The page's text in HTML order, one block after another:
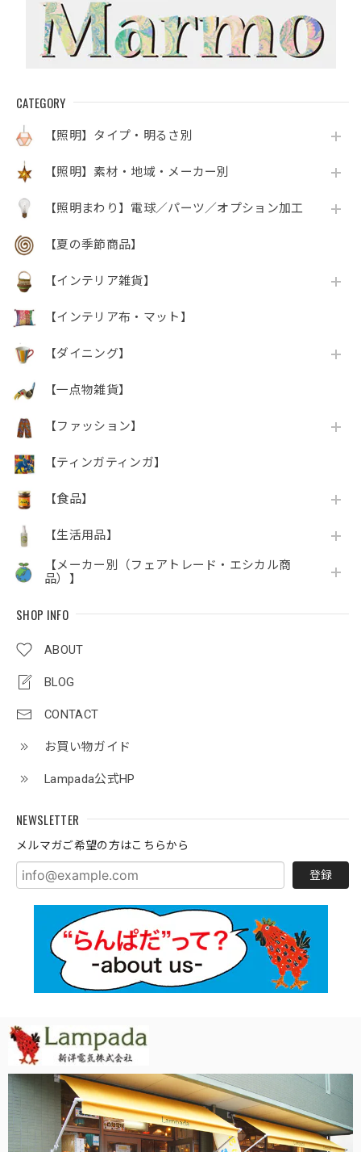
CATEGORY
【照明】タイプ・明るさ別
【照明】素材・地域・メーカー別
【照明まわり】電球／パーツ／オプション加工
【夏の季節商品】
【インテリア雑貨】
【インテリア布・マット】
【ダイニング】
【一点物雑貨】
【ファッション】
【ティンガティンガ】
【食品】
【生活用品】
【メーカー別（フェアトレード・エシカル商
品）】
SHOP INFO
ABOUT
BLOG
CONTACT
お買い物ガイド
Lampada公式HP
NEWSLETTER
メルマガご希望の方はこちらから
登録